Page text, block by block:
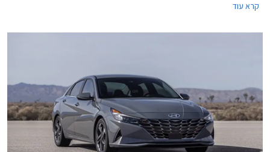
קרא עוד